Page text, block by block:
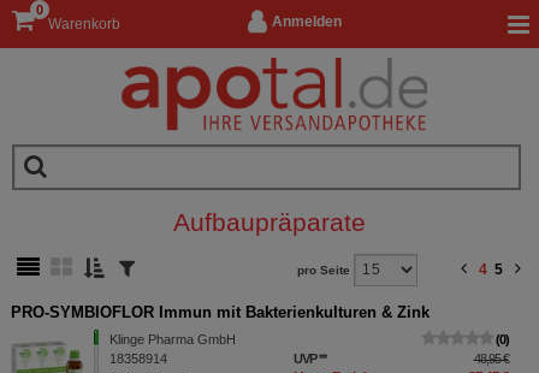
Anmelden
Warenkorb
0
Aufbaupräparate
pro Seite 4 5
PRO-SYMBIOFLOR Immun mit Bakterienkulturen & Zink
Klinge Pharma GmbH
18358914
0
UVP** 48,95 €